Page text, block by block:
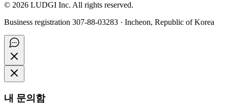
© 2026 LUDGI Inc. All rights reserved.
Business registration 307-88-03283 · Incheon, Republic of Korea
내 문의함